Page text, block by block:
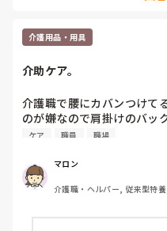
パニック状態みたいになっ
毎日お腹も痛ければ、気持
行動も遅い気がします…
こんな職員居てるのでしょ
もう、また、涙が出そうです
私はこのままできるかと疑
介護用品・用具
介助ケア。
介護職で腰にカバンつけて
のが嫌なので肩掛けのバッ
ば教えてください。
ケア 職員 職場
マロン
介護職・ヘルパー, 従来型特